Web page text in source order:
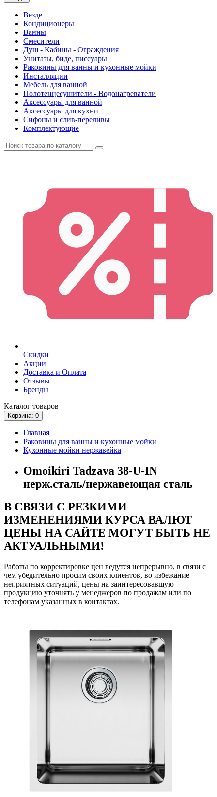
Везде
Кондиционеры
Ванны
Смесители
Душ - Кабины - Ограждения
Унитазы, биде, писсуары
Раковины для ванны и кухонные мойки
Инсталляции
Мебель для ванной
Полотенцесушители - Водонагреватели
Аксессуары для ванной
Аксессуары для кухни
Сифоны и слив-переливы
Комплектующие
Скидки
Акции
Доставка и Оплата
Отзывы
Бренды
Каталог товаров
Корзина: 0
Главная
Раковины для ванны и кухонные мойки
Кухонные мойки нержавейка
Omoikiri Tadzava 38-U-IN
нерж.сталь/нержавеющая сталь
В СВЯЗИ С РЕЗКИМИ
ИЗМЕНЕНИЯМИ КУРСА ВАЛЮТ
ЦЕНЫ НА САЙТЕ МОГУТ БЫТЬ НЕ
АКТУАЛЬНЫМИ!
Работы по корректировке цен ведутся непрерывно, в связи с
чем убедительно просим своих клиентов, во избежание
неприятных ситуаций, цены на заинтересовавшую
продукцию уточнять у менеджеров по продажам или по
телефонам указанных в контактах.